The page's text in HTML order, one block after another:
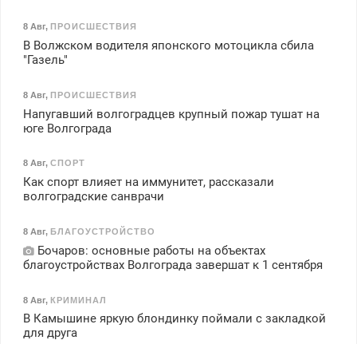
8 Авг, ПРОИСШЕСТВИЯ
В Волжском водителя японского мотоцикла сбила
"Газель"
8 Авг, ПРОИСШЕСТВИЯ
Напугавший волгоградцев крупный пожар тушат на
юге Волгограда
8 Авг, СПОРТ
Как спорт влияет на иммунитет, рассказали
волгоградские санврачи
8 Авг, БЛАГОУСТРОЙСТВО
Бочаров: основные работы на объектах
благоустройствах Волгограда завершат к 1 сентября
8 Авг, КРИМИНАЛ
В Камышине яркую блондинку поймали с закладкой
для друга